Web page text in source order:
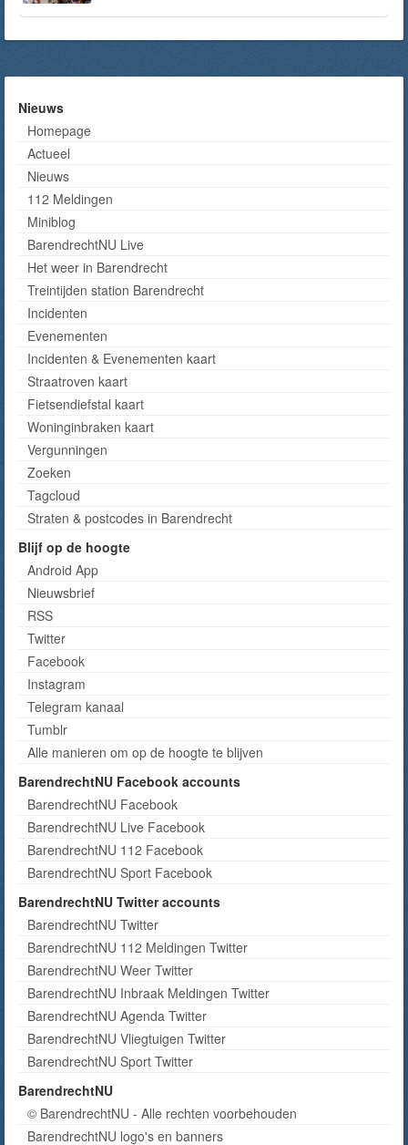
Nieuws
Homepage
Actueel
Nieuws
112 Meldingen
Miniblog
BarendrechtNU Live
Het weer in Barendrecht
Treintijden station Barendrecht
Incidenten
Evenementen
Incidenten & Evenementen kaart
Straatroven kaart
Fietsendiefstal kaart
Woninginbraken kaart
Vergunningen
Zoeken
Tagcloud
Straten & postcodes in Barendrecht
Blijf op de hoogte
Android App
Nieuwsbrief
RSS
Twitter
Facebook
Instagram
Telegram kanaal
Tumblr
Alle manieren om op de hoogte te blijven
BarendrechtNU Facebook accounts
BarendrechtNU Facebook
BarendrechtNU Live Facebook
BarendrechtNU 112 Facebook
BarendrechtNU Sport Facebook
BarendrechtNU Twitter accounts
BarendrechtNU Twitter
BarendrechtNU 112 Meldingen Twitter
BarendrechtNU Weer Twitter
BarendrechtNU Inbraak Meldingen Twitter
BarendrechtNU Agenda Twitter
BarendrechtNU Vliegtuigen Twitter
BarendrechtNU Sport Twitter
BarendrechtNU
© BarendrechtNU - Alle rechten voorbehouden
BarendrechtNU logo's en banners